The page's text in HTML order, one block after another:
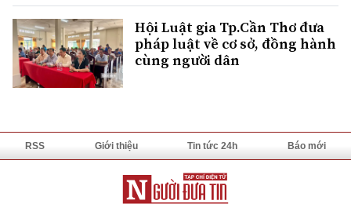
Hội Luật gia Tp.Cần Thơ đưa
pháp luật về cơ sở, đồng hành
cùng người dân
RSS Giới thiệu Tin tức 24h Báo mới